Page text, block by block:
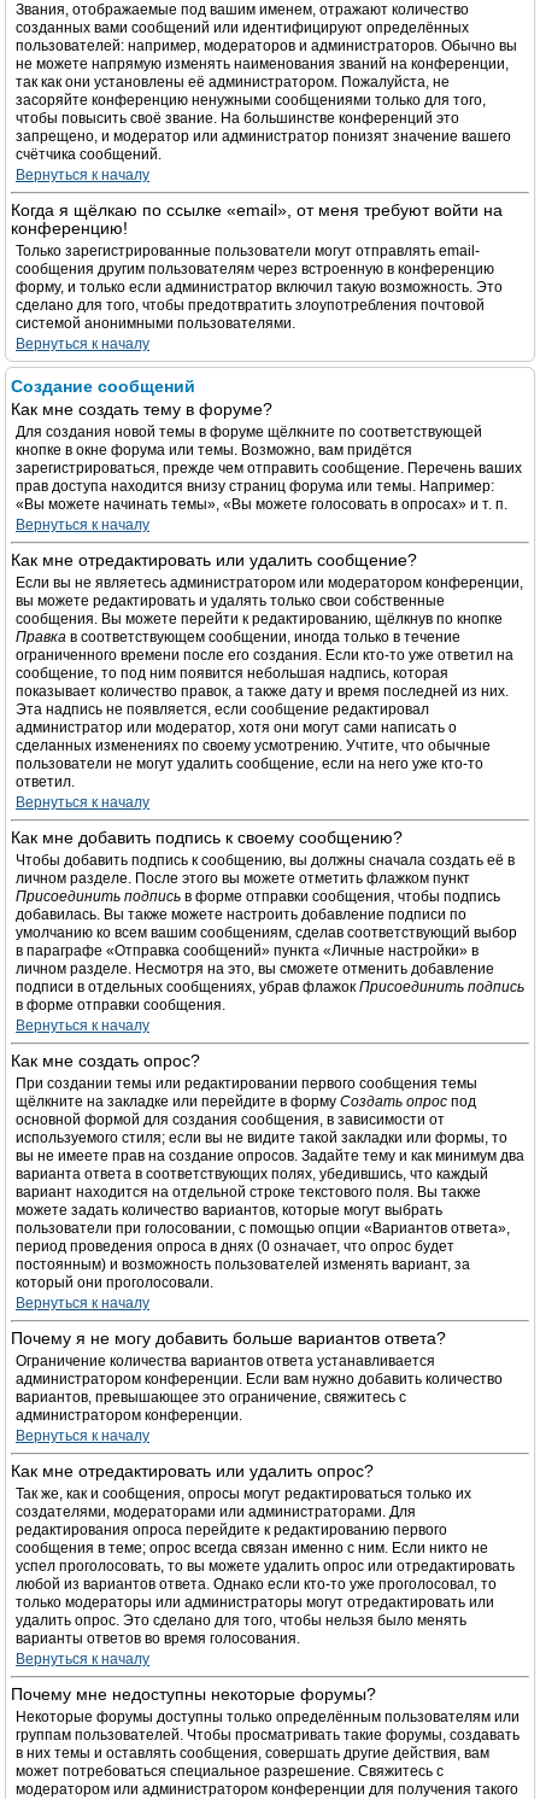
Звания, отображаемые под вашим именем, отражают количество
созданных вами сообщений или идентифицируют определённых
пользователей: например, модераторов и администраторов. Обычно вы
не можете напрямую изменять наименования званий на конференции,
так как они установлены её администратором. Пожалуйста, не
засоряйте конференцию ненужными сообщениями только для того,
чтобы повысить своё звание. На большинстве конференций это
запрещено, и модератор или администратор понизят значение вашего
счётчика сообщений.
Вернуться к началу
Когда я щёлкаю по ссылке «email», от меня требуют войти на
конференцию!
Только зарегистрированные пользователи могут отправлять email-
сообщения другим пользователям через встроенную в конференцию
форму, и только если администратор включил такую возможность. Это
сделано для того, чтобы предотвратить злоупотребления почтовой
системой анонимными пользователями.
Вернуться к началу
Создание сообщений
Как мне создать тему в форуме?
Для создания новой темы в форуме щёлкните по соответствующей
кнопке в окне форума или темы. Возможно, вам придётся
зарегистрироваться, прежде чем отправить сообщение. Перечень ваших
прав доступа находится внизу страниц форума или темы. Например:
«Вы можете начинать темы», «Вы можете голосовать в опросах» и т. п.
Вернуться к началу
Как мне отредактировать или удалить сообщение?
Если вы не являетесь администратором или модератором конференции,
вы можете редактировать и удалять только свои собственные
сообщения. Вы можете перейти к редактированию, щёлкнув по кнопке
Правка в соответствующем сообщении, иногда только в течение
ограниченного времени после его создания. Если кто-то уже ответил на
сообщение, то под ним появится небольшая надпись, которая
показывает количество правок, а также дату и время последней из них.
Эта надпись не появляется, если сообщение редактировал
администратор или модератор, хотя они могут сами написать о
сделанных изменениях по своему усмотрению. Учтите, что обычные
пользователи не могут удалить сообщение, если на него уже кто-то
ответил.
Вернуться к началу
Как мне добавить подпись к своему сообщению?
Чтобы добавить подпись к сообщению, вы должны сначала создать её в
личном разделе. После этого вы можете отметить флажком пункт
Присоединить подпись в форме отправки сообщения, чтобы подпись
добавилась. Вы также можете настроить добавление подписи по
умолчанию ко всем вашим сообщениям, сделав соответствующий выбор
в параграфе «Отправка сообщений» пункта «Личные настройки» в
личном разделе. Несмотря на это, вы сможете отменить добавление
подписи в отдельных сообщениях, убрав флажок Присоединить подпись
в форме отправки сообщения.
Вернуться к началу
Как мне создать опрос?
При создании темы или редактировании первого сообщения темы
щёлкните на закладке или перейдите в форму Создать опрос под
основной формой для создания сообщения, в зависимости от
используемого стиля; если вы не видите такой закладки или формы, то
вы не имеете прав на создание опросов. Задайте тему и как минимум два
варианта ответа в соответствующих полях, убедившись, что каждый
вариант находится на отдельной строке текстового поля. Вы также
можете задать количество вариантов, которые могут выбрать
пользователи при голосовании, с помощью опции «Вариантов ответа»,
период проведения опроса в днях (0 означает, что опрос будет
постоянным) и возможность пользователей изменять вариант, за
который они проголосовали.
Вернуться к началу
Почему я не могу добавить больше вариантов ответа?
Ограничение количества вариантов ответа устанавливается
администратором конференции. Если вам нужно добавить количество
вариантов, превышающее это ограничение, свяжитесь с
администратором конференции.
Вернуться к началу
Как мне отредактировать или удалить опрос?
Так же, как и сообщения, опросы могут редактироваться только их
создателями, модераторами или администраторами. Для
редактирования опроса перейдите к редактированию первого
сообщения в теме; опрос всегда связан именно с ним. Если никто не
успел проголосовать, то вы можете удалить опрос или отредактировать
любой из вариантов ответа. Однако если кто-то уже проголосовал, то
только модераторы или администраторы могут отредактировать или
удалить опрос. Это сделано для того, чтобы нельзя было менять
варианты ответов во время голосования.
Вернуться к началу
Почему мне недоступны некоторые форумы?
Некоторые форумы доступны только определённым пользователям или
группам пользователей. Чтобы просматривать такие форумы, создавать
в них темы и оставлять сообщения, совершать другие действия, вам
может потребоваться специальное разрешение. Свяжитесь с
модератором или администратором конференции для получения такого